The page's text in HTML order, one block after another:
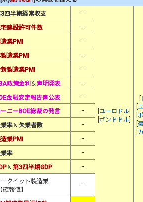
3四半期経常収支 -
ユーロドル
ポンドドル
建設許可件数 -
業PMI -
造業PMI
-
製造業PMI
-
政策金利 ＆声明発表
-
金融安定報告書公表
-
ーニーBOE総裁の発言
-
率＆ 失業者数
-
業PMI
-
業率
-
＆第3四半期GDP -
ークイット製造業
確報値】
-